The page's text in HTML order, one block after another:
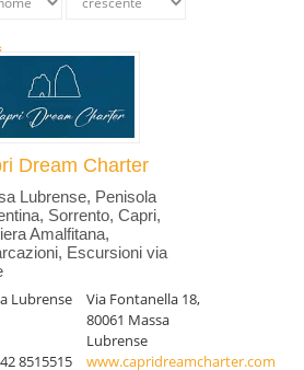
Dream Charter
Lubrense, Penisola
Sorrento, Capri,
Amalfitana,
Escursioni via
Lubrense
Via Fontanella 18,
80061 Massa
Lubrense
8515515
www.capridreamcharter.com